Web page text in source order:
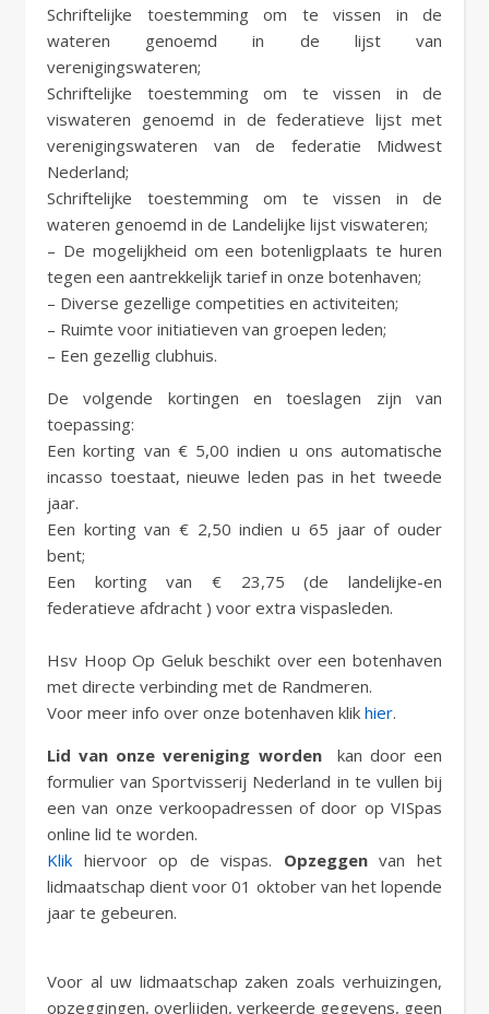
Schriftelijke toestemming om te vissen in de
wateren genoemd in de lijst van
verenigingswateren;
Schriftelijke toestemming om te vissen in de
viswateren genoemd in de federatieve lijst met
verenigingswateren van de federatie Midwest
Nederland;
Schriftelijke toestemming om te vissen in de
wateren genoemd in de Landelijke lijst viswateren;
– De mogelijkheid om een botenligplaats te huren
tegen een aantrekkelijk tarief in onze botenhaven;
– Diverse gezellige competities en activiteiten;
– Ruimte voor initiatieven van groepen leden;
– Een gezellig clubhuis.
De volgende kortingen en toeslagen zijn van
toepassing:
Een korting van € 5,00 indien u ons automatische
incasso toestaat, nieuwe leden pas in het tweede
jaar.
Een korting van € 2,50 indien u 65 jaar of ouder
bent;
Een korting van € 23,75 (de landelijke-en
federatieve afdracht ) voor extra vispasleden.
Hsv Hoop Op Geluk beschikt over een botenhaven
met directe verbinding met de Randmeren.
Voor meer info over onze botenhaven klik hier.
Lid van onze vereniging worden
kan door een
formulier van Sportvisserij Nederland in te vullen bij
een van onze verkoopadressen of door op VISpas
online lid te worden.
Klik hiervoor op de vispas. Opzeggenvan het
lidmaatschap dient voor 01 oktober van het lopende
jaar te gebeuren.
Voor al uw lidmaatschap zaken zoals verhuizingen,
opzeggingen, overlijden, verkeerde gegevens, geen